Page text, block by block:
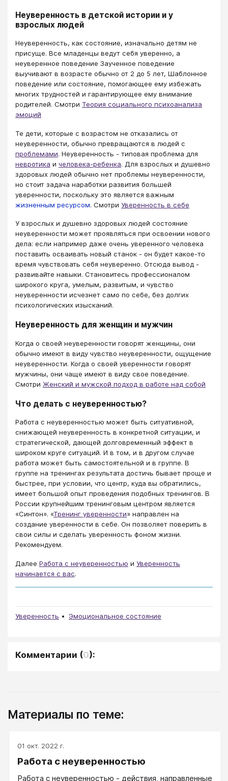
Неуверенность в детской истории и у
взрослых людей
Неуверенность, как состояние, изначально детям не
присуще. Все младенцы ведут себя уверенно, а
неуверенное поведение Заученное поведение
выучивают в возрасте обычно от 2 до 5 лет, Шаблонное
поведение или состояние, помогающее ему избежать
многих трудностей и гарантирующее ему внимание
родителей. Смотри Теория социального психоанализа
эмоций
Те дети, которые с возрастом не отказались от
неуверенности, обычно превращаются в людей с
проблемами. Неуверенность - типовая проблема для
невротика и человека-ребенка. Для взрослых и душевно
здоровых людей обычно нет проблемы неуверенности,
но стоит задача наработки развития большей
уверенности, поскольку это является важным
жизненным ресурсом. Смотри Уверенность в себе
У взрослых и душевно здоровых людей состояние
неуверенности может проявляться при освоении нового
дела: если например даже очень уверенного человека
поставить осваивать новый станок - он будет какое-то
время чувствовать себя неуверенно. Отсюда вывод -
развивайте навыки. Становитесь профессионалом
широкого круга, умелым, развитым, и чувство
неуверенности исчезнет само по себе, без долгих
психологических изысканий.
Неуверенность для женщин и мужчин
Когда о своей неуверенности говорят женщины, они
обычно имеют в виду чувство неуверенности, ощущение
неуверенности. Когда о своей уверенности говорят
мужчины, они чаще имеют в виду свое поведение.
Смотри Женский и мужской подход в работе над собой
Что делать с неуверенностью?
Работа с неуверенностью может быть ситуативной,
снижающей неуверенность в конкретной ситуации, и
стратегической, дающей долговременный эффект в
широком круге ситуаций. И в том, и в другом случае
работа может быть самостоятельной и в группе. В
группе на тренингах результата достичь бывает проще и
быстрее, при условии, что центр, куда вы обратились,
имеет большой опыт проведения подобных тренингов. В
России крупнейшим тренинговым центром является
«Синтон». «Тренинг уверенности» направлен на
создание уверенности в себе. Он позволяет поверить в
свои силы и сделать уверенность фоном жизни.
Рекомендуем.
Далее Работа с неуверенностью и Уверенность
начинается с вас.
Уверенность Эмоциональное состояние
Комментарии (0):
Материалы по теме:
01 окт. 2022 г.
Работа с неуверенностью
Работа с неуверенностью - действия, направленные